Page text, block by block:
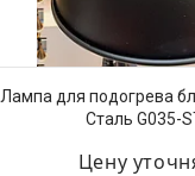
Лампа для подогрева
Сталь G035-
Цену